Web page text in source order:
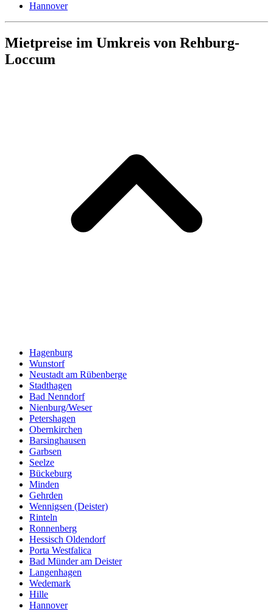
Hannover
Mietpreise im Umkreis von Rehburg-
Loccum
Hagenburg
Wunstorf
Neustadt am Rübenberge
Stadthagen
Bad Nenndorf
Nienburg/Weser
Petershagen
Obernkirchen
Barsinghausen
Garbsen
Seelze
Bückeburg
Minden
Gehrden
Wennigsen (Deister)
Rinteln
Ronnenberg
Hessisch Oldendorf
Porta Westfalica
Bad Münder am Deister
Langenhagen
Wedemark
Hille
Hannover